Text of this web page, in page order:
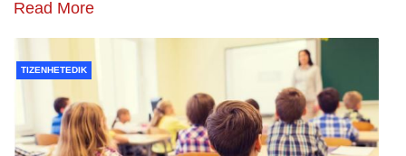
Read More
TIZENHETEDIK